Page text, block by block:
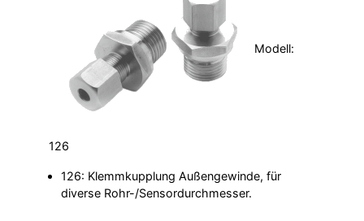
Modell:
126
126: Klemmkupplung Außengewinde, für
diverse Rohr-/Sensordurchmesser.